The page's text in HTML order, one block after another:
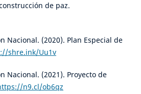
de paz.
Nacional. (2020). Plan Especial de
shre.ink/Uu1v
Nacional. (2021). Proyecto de
n9.cl/ob6qz